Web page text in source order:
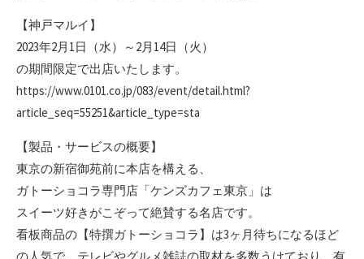
【神戸マルイ】
2023年2月1日（水）～2月14日（火）
の期間限定で出店いたします。
https://www.0101.co.jp/083/event/detail.html?
article_seq=55251&article_type=sta
【製品・サービスの概要】
東京の新宿御苑前に本店を構える、
ガトーショコラ専門店「ケンズカフェ東京」は
スイーツ好きがこぞって絶賛する名店です。
看板商品の【特撰ガトーショコラ】は3ヶ月待ちになるほど